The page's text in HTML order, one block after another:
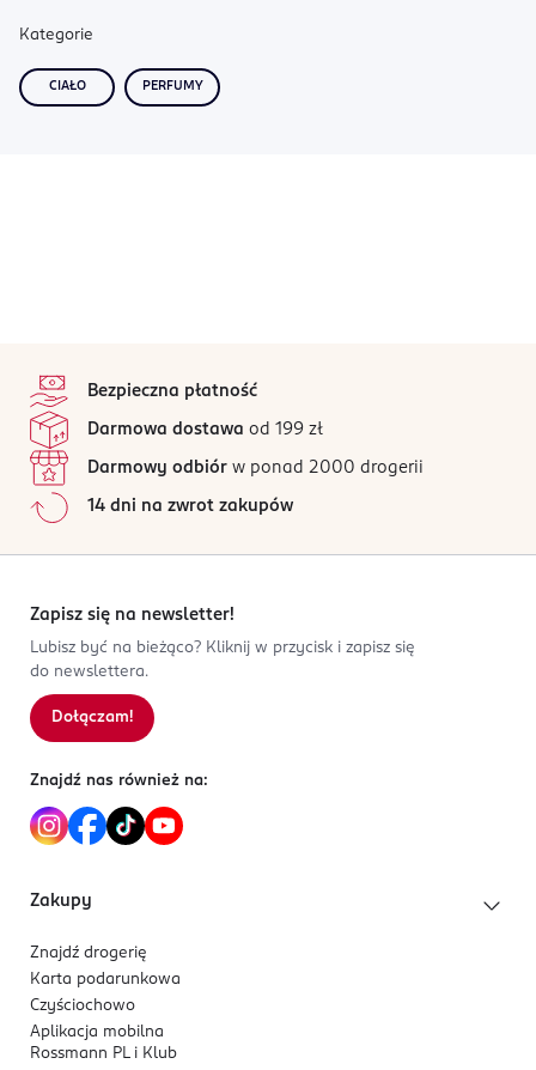
Kategorie
CIAŁO PERFUMY
Bezpieczna płatność
Darmowa dostawa od 199 zł
Darmowy odbiór w ponad 2000 drogerii
14 dni na zwrot zakupów
Zapisz się na newsletter!
Lubisz być na bieżąco? Kliknij w przycisk i zapisz się
do newslettera.
Dołączam!
Znajdź nas również na:
Zakupy
Znajdź drogerię
Karta podarunkowa
Czyściochowo
Aplikacja mobilna
Rossmann PL i Klub